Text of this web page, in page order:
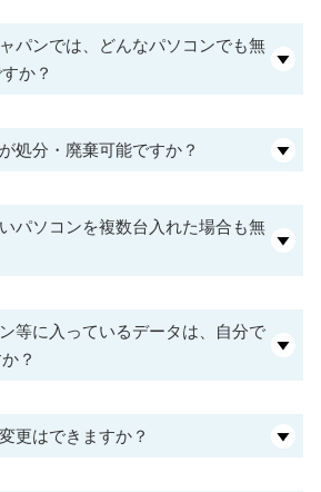
パンでは、どんなパソコンでも無
か？
処分・廃棄可能ですか？
パソコンを複数台入れた場合も無
等に入っているデータは、自分で
？
更はできますか？